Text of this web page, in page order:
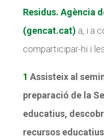
Residus. Agència
(gencat.cat) a, i a
comparticipar-hi i
1 Assisteix al
preparació de la
educatius,
recursos